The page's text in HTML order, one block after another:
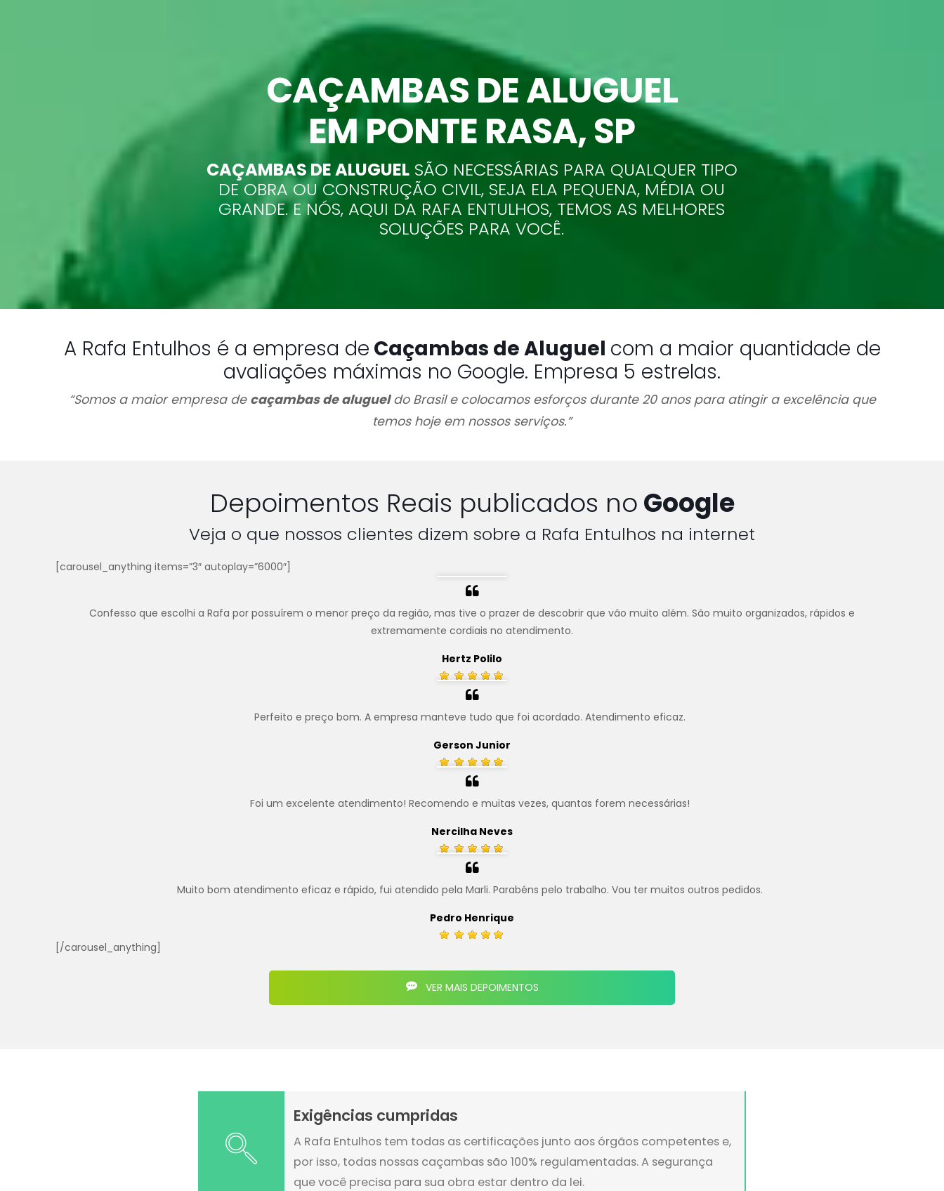
CAÇAMBAS DE ALUGUEL
EM PONTE RASA, SP
CAÇAMBAS DE ALUGUELSÃO NECESSÁRIAS PARA QUALQUER TIPO
DE OBRA OU CONSTRUÇÃO CIVIL, SEJA ELA PEQUENA, MÉDIA OU
GRANDE. E NÓS, AQUI DA RAFA ENTULHOS, TEMOS AS MELHORES
SOLUÇÕES PARA VOCÊ.
A Rafa Entulhos é a empresa de Caçambas de Aluguel com a maior quantidade de
avaliações máximas no Google. Empresa 5 estrelas.
“Somos a maior empresa de caçambas de alugueldo Brasil e colocamos esforços durante 20 anos para atingir a excelência que
temos hoje em nossos serviços.”
Depoimentos Reais publicados noGoogle
Veja o que nossos clientes dizem sobre a Rafa Entulhos na internet
[carousel_anything items=”3″ autoplay=”6000″]
Confesso que escolhi a Rafa por possuírem o menor preço da região, mas tive o prazer de descobrir que vão muito além. São muito organizados, rápidos e
extremamente cordiais no atendimento.
Hertz Polilo
Perfeito e preço bom. A empresa manteve tudo que foi acordado. Atendimento eficaz.
Gerson Junior
Foi um excelente atendimento! Recomendo e muitas vezes, quantas forem necessárias!
Nercilha Neves
Muito bom atendimento eficaz e rápido, fui atendido pela Marli. Parabéns pelo trabalho. Vou ter muitos outros pedidos.
Pedro Henrique
[/carousel_anything]
VER MAIS DEPOIMENTOS
Exigências cumpridas
A Rafa Entulhos tem todas as certificações junto aos órgãos competentes e,
por isso, todas nossas caçambas são 100% regulamentadas. A segurança
que você precisa para sua obra estar dentro da lei.